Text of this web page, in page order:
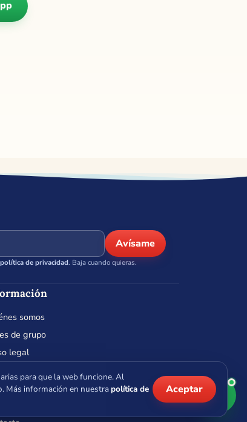
Avísame
política de privacidad. Baja cuando quieras.
somos
de grupo
legal
para que la web funcione. Al
Más información en nuestrapolítica de
Aceptar